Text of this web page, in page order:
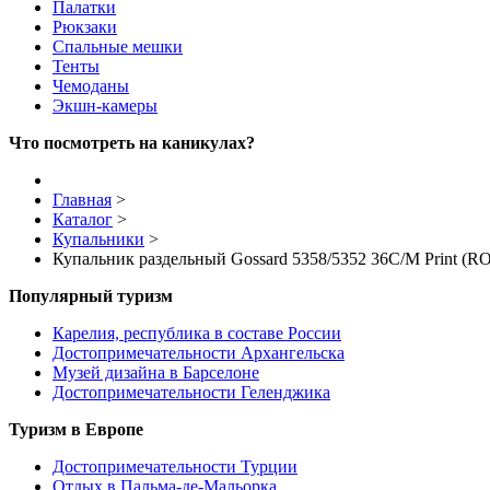
Палатки
Рюкзаки
Спальные мешки
Тенты
Чемоданы
Экшн-камеры
Что посмотреть на каникулах?
Главная >
Каталог >
Купальники >
Купальник раздельный Gossard 5358/5352 36C/M Print
Популярный туризм
Карелия, республика в составе России
Достопримечательности Архангельска
Музей дизайна в Барселоне
Достопримечательности Геленджика
Туризм в Европе
Достопримечательности Турции